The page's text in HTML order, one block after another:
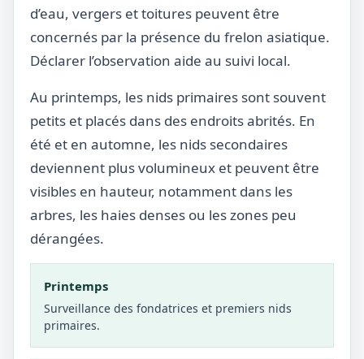
d’eau, vergers et toitures peuvent être
concernés par la présence du frelon asiatique.
Déclarer l’observation aide au suivi local.
Au printemps, les nids primaires sont souvent
petits et placés dans des endroits abrités. En
été et en automne, les nids secondaires
deviennent plus volumineux et peuvent être
visibles en hauteur, notamment dans les
arbres, les haies denses ou les zones peu
dérangées.
Printemps
Surveillance des fondatrices et premiers nids
primaires.